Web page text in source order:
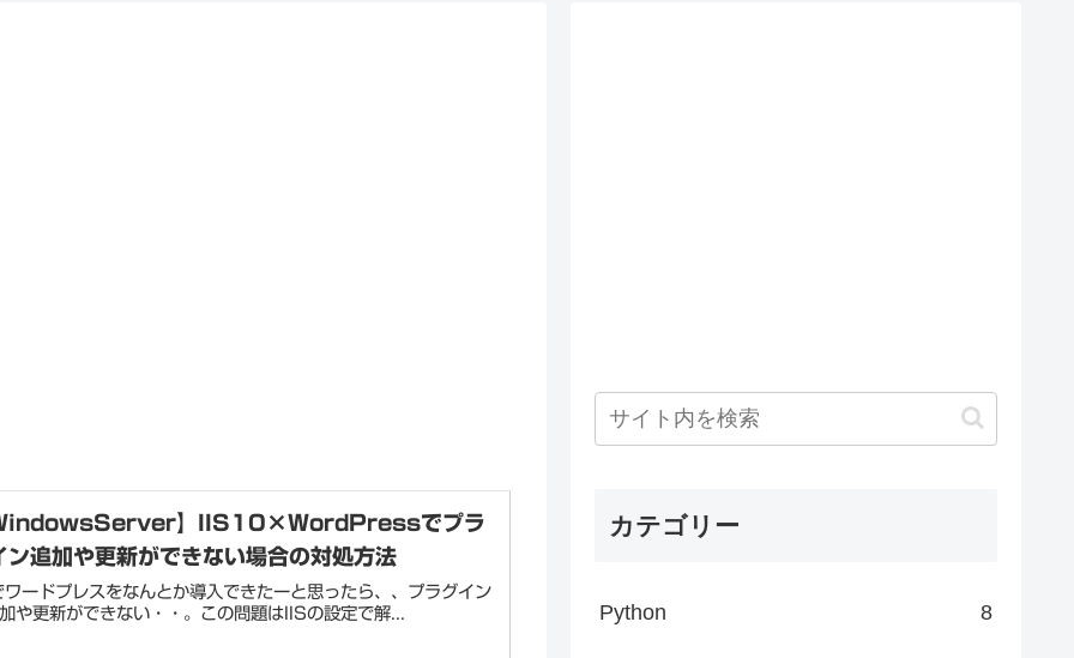
】IIS10×WordPressでプラ
ン追加や更新ができない場合の対処方法
ードプレスをなんとか導入できたーと思ったら、、プラグイン
や更新ができない・・。この問題はIISの設定で解...
カテゴリー
Python 8